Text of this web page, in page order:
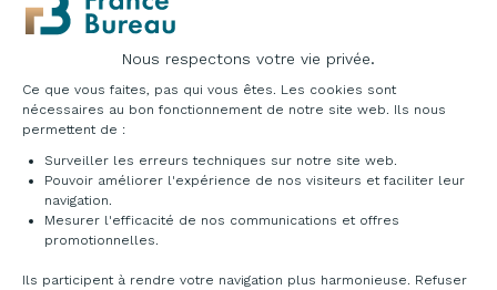
Nous respectons votre vie privée.
Plateforme de Gestion du Consentement :
Ce que vous faites, pas qui vous êtes. Les cookies sont
nécessaires au bon fonctionnement de notre site web. Ils nous
permettent de :
Surveiller les erreurs techniques sur notre site web.
Pouvoir améliorer l'expérience de nos visiteurs et faciliter leur
navigation.
Mesurer l'efficacité de nos communications et offres
promotionnelles.
Ils participent à rendre votre navigation plus harmonieuse. Refuser
Axeptio consent
Nuancier
Mélaminé